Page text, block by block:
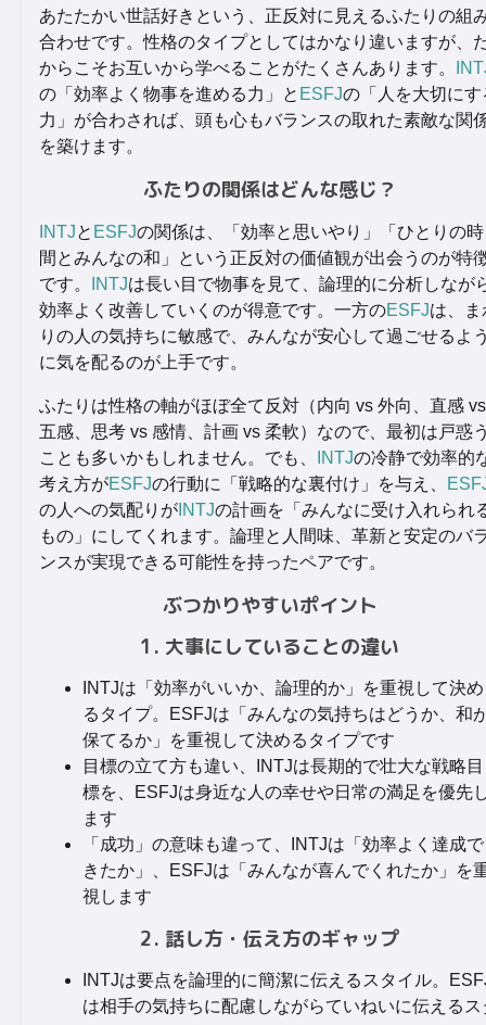
あたたかい世話好きという、正反対に見えるふたりの組
合わせです。性格のタイプとしてはかなり違いますが、
からこそお互いから学べることがたくさんあります。
の「効率よく物事を進める力」と ESFJの「人を大切にす
力」が合わされば、頭も心もバランスの取れた素敵な関
を築けます。
ふたりの関係はどんな感じ？
INTJと ESFJの関係は、「効率と思いやり」「ひとりの時
間とみんなの和」という正反対の価値観が出会うのが特
です。
INTJは長い目で物事を見て、論理的に分析しなが
効率よく改善していくのが得意です。一方のESFJは、ま
りの人の気持ちに敏感で、みんなが安心して過ごせるよ
に気を配るのが上手です。
ふたりは性格の軸がほぼ全て反対（内向 vs 外向、直感 vs
五感、思考 vs 感情、計画 vs 柔軟）なので、最初は戸惑
ことも多いかもしれません。でも、
INTJの冷静で効率的
考え方がESFJの行動に「戦略的な裏付け」を与え、
の人への気配りが INTJの計画を「みんなに受け入れられ
もの」にしてくれます。論理と人間味、革新と安定のバ
ンスが実現できる可能性を持ったペアです。
ぶつかりやすいポイント
1. 大事にしていることの違い
INTJは「効率がいいか、論理的か」を重視して決め
るタイプ。ESFJは「みんなの気持ちはどうか、和
保てるか」を重視して決めるタイプです
目標の立て方も違い、INTJは長期的で壮大な戦略目
標を、ESFJは身近な人の幸せや日常の満足を優先
ます
「成功」の意味も違って、INTJは「効率よく達成で
きたか」、ESFJは「みんなが喜んでくれたか」を
視します
2. 話し方・伝え方のギャップ
INTJは要点を論理的に簡潔に伝えるスタイル。
は相手の気持ちに配慮しながらていねいに伝えるス